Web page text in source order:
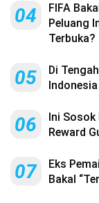
04
FIFA
Peluang
Terbuka?
05
Di
06
Ini Sosok
Reward
07
Eks
Bakal